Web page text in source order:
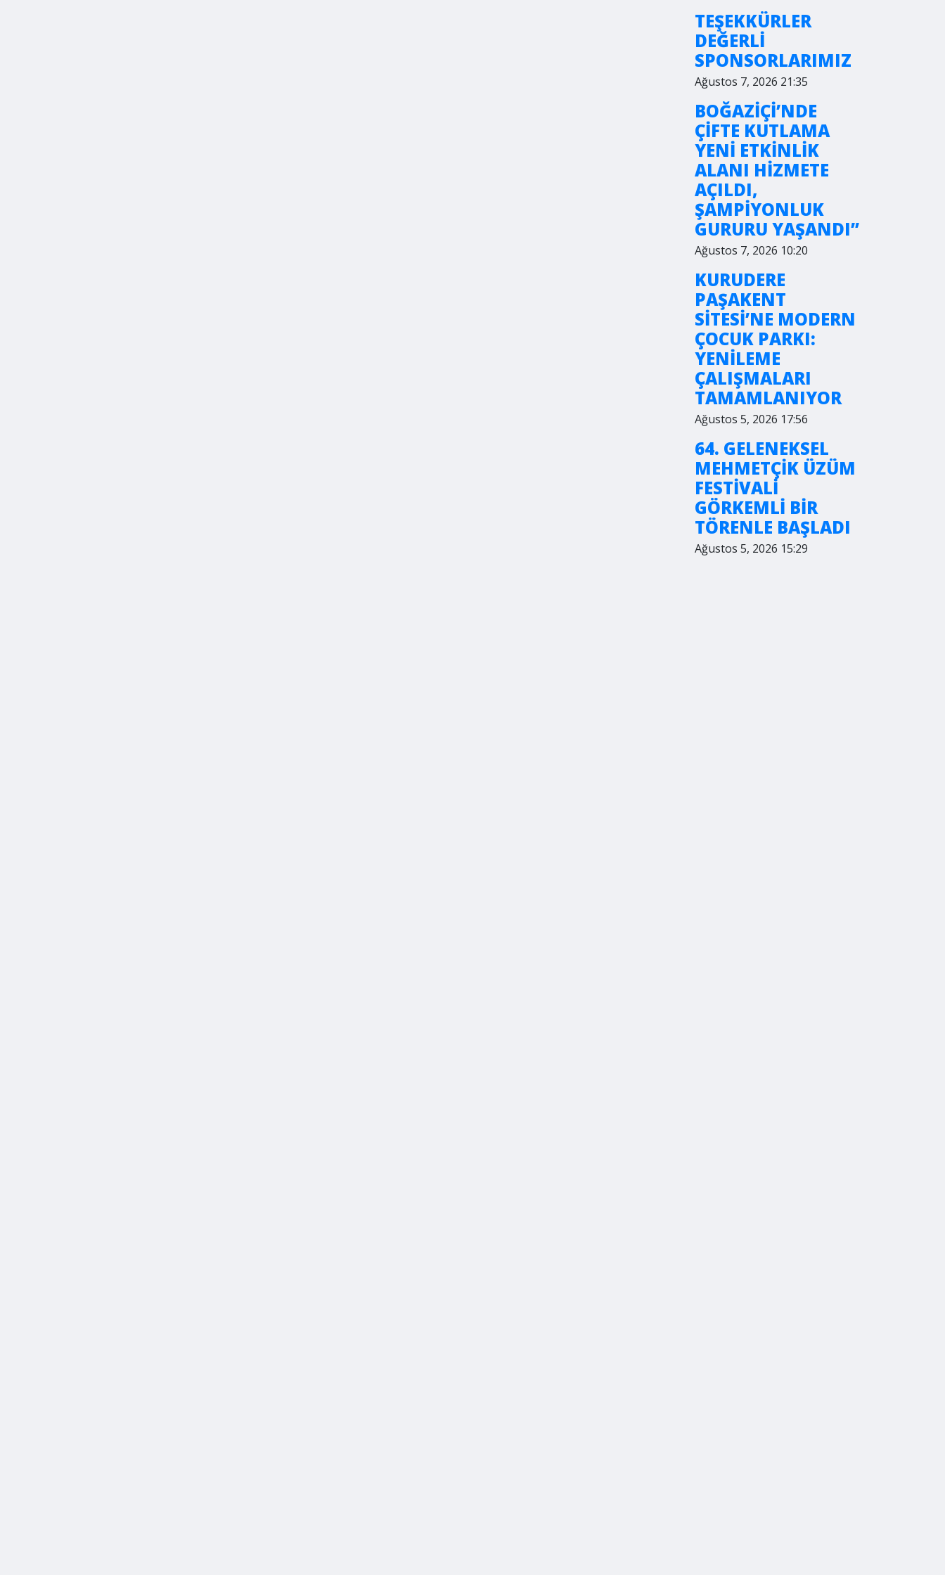
TEŞEKKÜRLER
DEĞERLİ
SPONSORLARIMIZ
Ağustos 7, 2026 21:35
BOĞAZİÇİ’NDE
ÇİFTE KUTLAMA
YENİ ETKİNLİK
ALANI HİZMETE
AÇILDI,
ŞAMPİYONLUK
GURURU YAŞANDI”
Ağustos 7, 2026 10:20
KURUDERE
PAŞAKENT
SİTESİ’NE MODERN
ÇOCUK PARKI:
YENİLEME
ÇALIŞMALARI
TAMAMLANIYOR
Ağustos 5, 2026 17:56
64. GELENEKSEL
MEHMETÇİK ÜZÜM
FESTİVALİ
GÖRKEMLİ BİR
TÖRENLE BAŞLADI
Ağustos 5, 2026 15:29